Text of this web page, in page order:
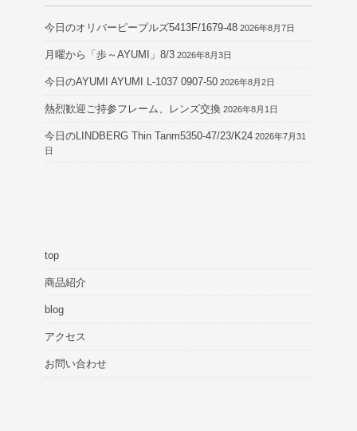
今日のオリバーピープルズ5413F/1679-48 2026年8月7日
月曜から「歩～AYUMI」8/3 2026年8月3日
今日のAYUMI AYUMI L-1037 0907-50 2026年8月2日
熱烈歓迎ご持参フレーム、レンズ交換 2026年8月1日
今日のLINDBERG Thin Tanm5350-47/23/K24 2026年7月31
日
top
商品紹介
blog
アクセス
お問い合わせ